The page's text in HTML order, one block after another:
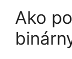
Ako